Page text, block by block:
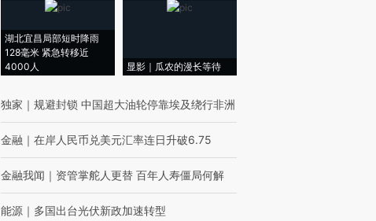
湖北宜昌局部短时降雨
128毫米 紧急转移近
4000人
显影｜瓜农的漫长等待
独家 ｜ 规避封锁 中国超大油轮停靠埃及绕行非洲
金融 ｜ 在岸人民币兑美元汇率连日升破6.75
金融我闻 ｜ 资管掌舵人更替 百年人寿僵局何解
能源 ｜ 多国出台光伏新政加速转型